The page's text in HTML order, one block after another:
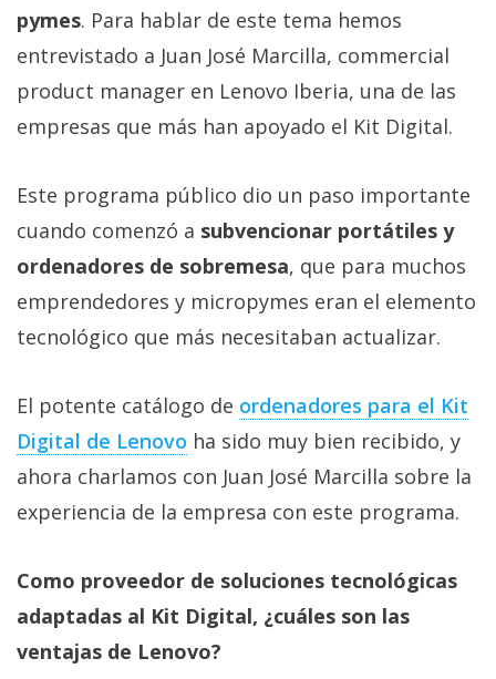
+
Más
temas
Sorteos
Foros
Contacto
/
Sobre
nosotros
Publicidad
/
Cambiar
opciones
de
/
Legal
pymes. Para hablar de este tema hemos
entrevistado a Juan José Marcilla, commercial
product manager en Lenovo Iberia, una de las
empresas que más han apoyado el Kit Digital.
Este programa público dio un paso importante
cuando comenzó a subvencionar portátiles y
ordenadores de sobremesa, que para muchos
emprendedores y micropymes eran el elemento
tecnológico que más necesitaban actualizar.
El potente catálogo de ordenadores para el Kit
Digital de Lenovo ha sido muy bien recibido, y
ahora charlamos con Juan José Marcilla sobre la
experiencia de la empresa con este programa.
Como proveedor de soluciones tecnológicas
adaptadas al Kit Digital, ¿cuáles son las
ventajas de Lenovo?